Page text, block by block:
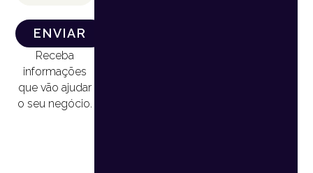
ENVIAR
Receba
informações
que vão ajudar
o seu negócio.